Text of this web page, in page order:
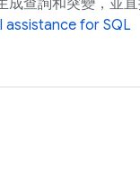
成查詢和突變，並
assistance for SQL